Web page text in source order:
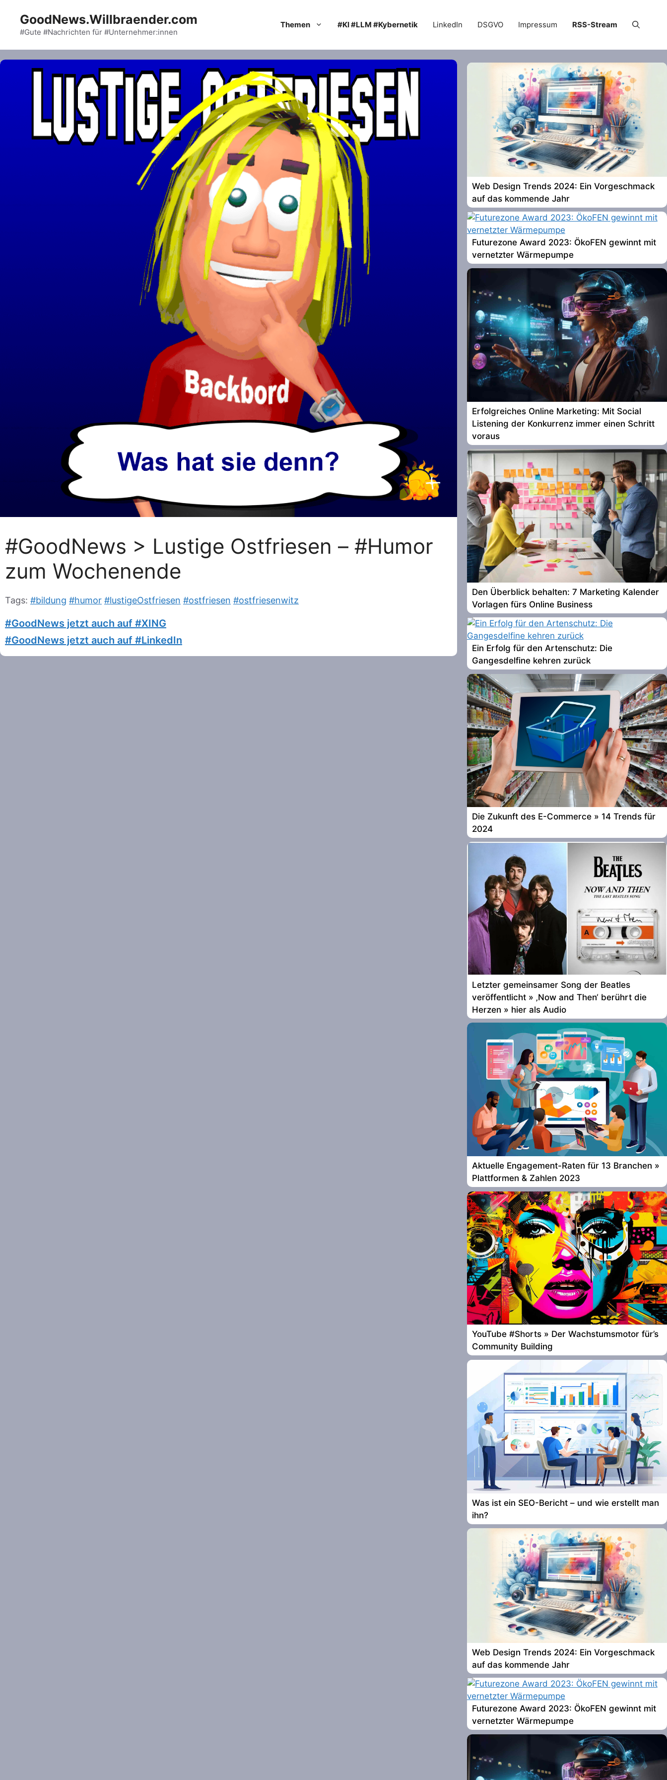
content
GoodNews.Willbraender.com
#Gute #Nachrichten für #Unternehmer:innen
Themen #KI #LLM #Kybernetik LinkedIn DSGVO Impressum RSS-Stream
#GoodNews > Lustige Ostfriesen – #Humor
zum Wochenende
Tags: #bildung #humor #lustigeOstfriesen #ostfriesen #ostfriesenwitz
#GoodNews jetzt auch auf #XING
#GoodNews jetzt auch auf #LinkedIn
Web Design Trends 2024: Ein Vorgeschmack
auf das kommende Jahr
Futurezone Award 2023: ÖkoFEN gewinnt mit
vernetzter Wärmepumpe
Erfolgreiches Online Marketing: Mit Social
Listening der Konkurrenz immer einen Schritt
voraus
Den Überblick behalten: 7 Marketing Kalender
Vorlagen fürs Online Business
Ein Erfolg für den Artenschutz: Die
Gangesdelfine kehren zurück
Die Zukunft des E-Commerce » 14 Trends für
2024
Letzter gemeinsamer Song der Beatles
veröffentlicht » ‚Now and Then‘ berührt die
Herzen » hier als Audio
Aktuelle Engagement-Raten für 13 Branchen »
Plattformen & Zahlen 2023
YouTube #Shorts » Der Wachstumsmotor für’s
Community Building
Was ist ein SEO-Bericht – und wie erstellt man
ihn?
Web Design Trends 2024: Ein Vorgeschmack
auf das kommende Jahr
Futurezone Award 2023: ÖkoFEN gewinnt mit
vernetzter Wärmepumpe